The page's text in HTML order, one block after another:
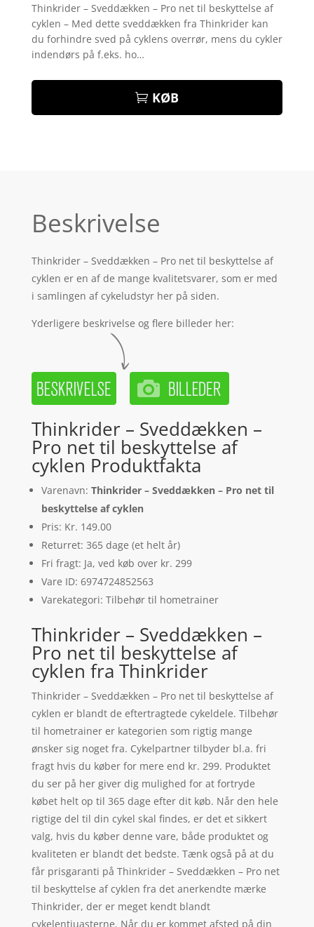
ud af 5
baseret
på
kundebedø
mmelser
Thinkrider – Sveddækken – Pro net til beskyttelse af
cyklen – Med dette sveddækken fra Thinkrider kan
du forhindre sved på cyklens overrør, mens du cykler
indendørs på f.eks. ho…
KØB
Beskrivelse
Thinkrider – Sveddækken – Pro net til beskyttelse af
cyklen er en af de mange kvalitetsvarer, som er med
i samlingen af cykeludstyr her på siden.
Yderligere beskrivelse og flere billeder her:
Thinkrider – Sveddækken –
Pro net til beskyttelse af
cyklen Produktfakta
Varenavn: Thinkrider – Sveddækken – Pro net til
beskyttelse af cyklen
Pris: Kr. 149.00
Returret: 365 dage (et helt år)
Fri fragt: Ja, ved køb over kr. 299
Vare ID: 6974724852563
Varekategori: Tilbehør til hometrainer
Thinkrider – Sveddækken –
Pro net til beskyttelse af
cyklen fra Thinkrider
Thinkrider – Sveddækken – Pro net til beskyttelse af
cyklen er blandt de eftertragtede cykeldele. Tilbehør
til hometrainer er kategorien som rigtig mange
ønsker sig noget fra. Cykelpartner tilbyder bl.a. fri
fragt hvis du køber for mere end kr. 299. Produktet
du ser på her giver dig mulighed for at fortryde
købet helt op til 365 dage efter dit køb. Når den hele
rigtige del til din cykel skal findes, er det et sikkert
valg, hvis du køber denne vare, både produktet og
kvaliteten er blandt det bedste. Tænk også på at du
får prisgaranti på Thinkrider – Sveddækken – Pro net
til beskyttelse af cyklen fra det anerkendte mærke
Thinkrider, der er meget kendt blandt
cykelentiuasterne. Når du er kommet afsted på din